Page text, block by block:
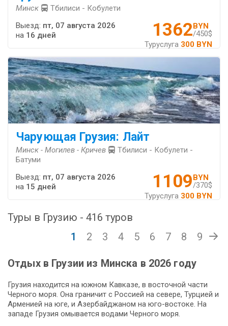
Минск Тбилиси - Кобулети
1362BYN
/450$
Туруслуга 300 BYN
Выезд: пт, 07 августа 2026
на 16 дней
Чарующая Грузия: Лайт
Минск - Могилев - Кричев
Тбилиси - Кобулети -
Батуми
1109BYN
/370$
Туруслуга 300 BYN
Выезд: пт, 07 августа 2026
на 15 дней
Туры в Грузию - 416 туров
1
2 3 4 5 6 7 8 9
Отдых в Грузии из Минска в 2026 году
Грузия находится на южном Кавказе, в восточной части
Черного моря. Она граничит с Россией на севере, Турцией и
Арменией на юге, и Азербайджаном на юго-востоке. На
западе Грузия омывается водами Черного моря.